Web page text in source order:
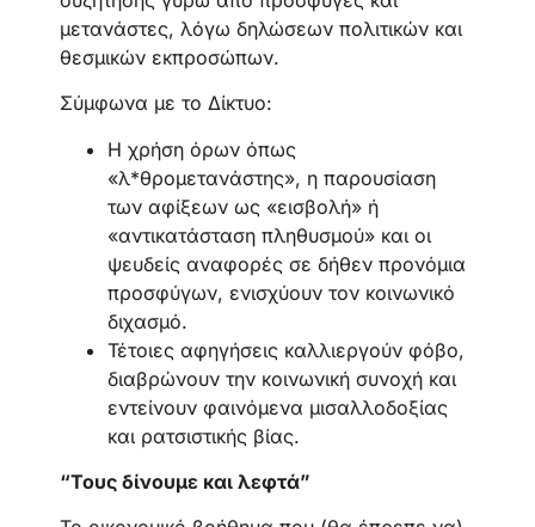
μετανάστες, λόγω δηλώσεων πολιτικών και
θεσμικών εκπροσώπων.
Σύμφωνα με το Δίκτυο:
Η χρήση όρων όπως
«λ*θρομετανάστης», η παρουσίαση
των αφίξεων ως «εισβολή» ή
«αντικατάσταση πληθυσμού» και οι
ψευδείς αναφορές σε δήθεν προνόμια
προσφύγων, ενισχύουν τον κοινωνικό
διχασμό.
Τέτοιες αφηγήσεις καλλιεργούν φόβο,
διαβρώνουν την κοινωνική συνοχή και
εντείνουν φαινόμενα μισαλλοδοξίας
και ρατσιστικής βίας.
“Τους δίνουμε και λεφτά”